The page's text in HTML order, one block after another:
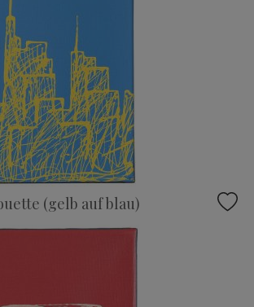
(gelb auf blau)